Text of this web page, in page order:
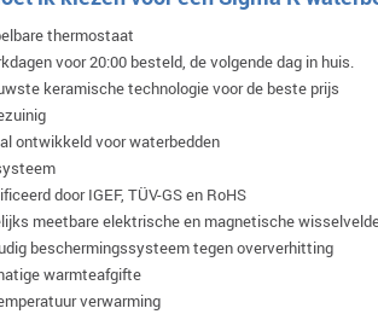
thermostaat
voor 20:00 besteld, de volgende dag in huis.
keramische technologie voor de beste prijs
ontwikkeld voor waterbedden
door IGEF, TÜV-GS en RoHS
meetbare elektrische en magnetische
beschermingssysteem tegen oververhitting
warmteafgifte
verwarming